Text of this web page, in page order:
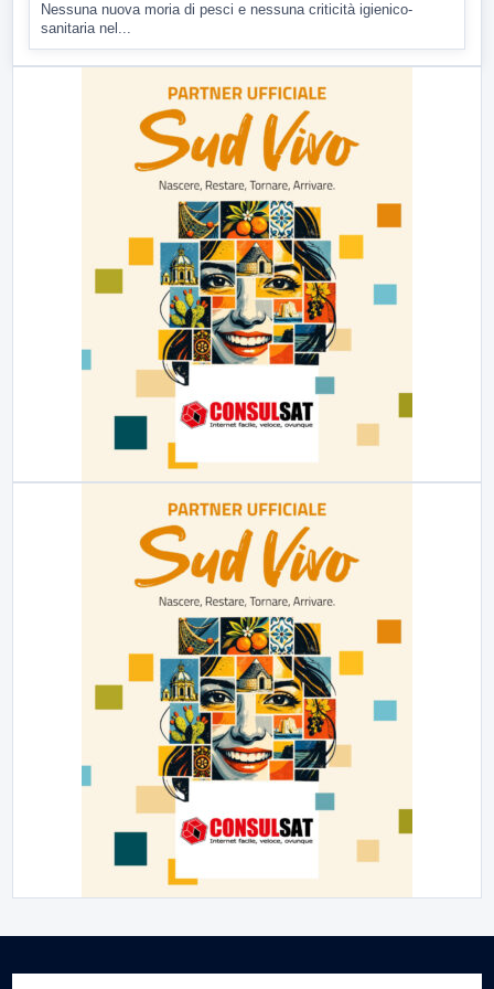
Nessuna nuova moria di pesci e nessuna criticità igienico-
sanitaria nel...